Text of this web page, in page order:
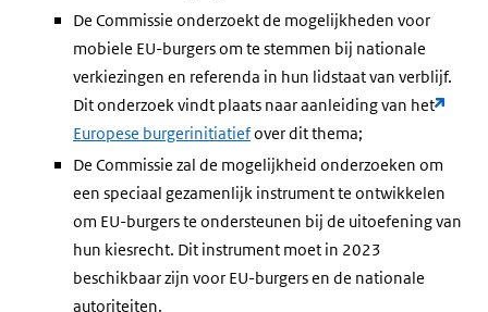
De Commissie onderzoekt de mogelijkheden voor
mobiele EU-burgers om te stemmen bij nationale
verkiezingen en referenda in hun lidstaat van verblijf.
Dit onderzoek vindt plaats naar aanleiding van het
Europese burgerinitiatiefover dit thema;
De Commissie zal de mogelijkheid onderzoeken om
een speciaal gezamenlijk instrument te ontwikkelen
om EU-burgers te ondersteunen bij de uitoefening van
hun kiesrecht. Dit instrument moet in 2023
beschikbaar zijn voor EU-burgers en de nationale
autoriteiten.